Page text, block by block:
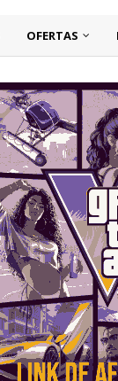
OFERTAS